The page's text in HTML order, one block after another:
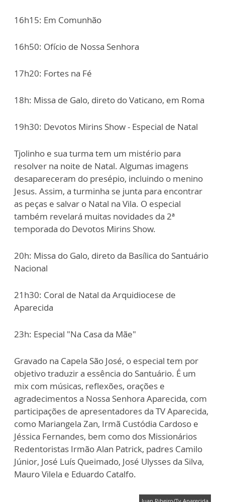
16h15: Em Comunhão
16h50: Ofício de Nossa Senhora
17h20: Fortes na Fé
18h: Missa de Galo, direto do Vaticano, em Roma
19h30: Devotos Mirins Show - Especial de Natal
Tjolinho e sua turma tem um mistério para
resolver na noite de Natal. Algumas imagens
desapareceram do presépio, incluindo o menino
Jesus. Assim, a turminha se junta para encontrar
as peças e salvar o Natal na Vila. O especial
também revelará muitas novidades da 2ª
temporada do Devotos Mirins Show.
20h: Missa do Galo, direto da Basílica do Santuário
Nacional
21h30: Coral de Natal da Arquidiocese de
Aparecida
23h: Especial "Na Casa da Mãe"
Gravado na Capela São José, o especial tem por
objetivo traduzir a essência do Santuário. É um
mix com músicas, reflexões, orações e
agradecimentos a Nossa Senhora Aparecida, com
participações de apresentadores da TV Aparecida,
como Mariangela Zan, Irmã Custódia Cardoso e
Jéssica Fernandes, bem como dos Missionários
Redentoristas Irmão Alan Patrick, padres Camilo
Júnior, José Luís Queimado, José Ulysses da Silva,
Mauro Vilela e Eduardo Catalfo.